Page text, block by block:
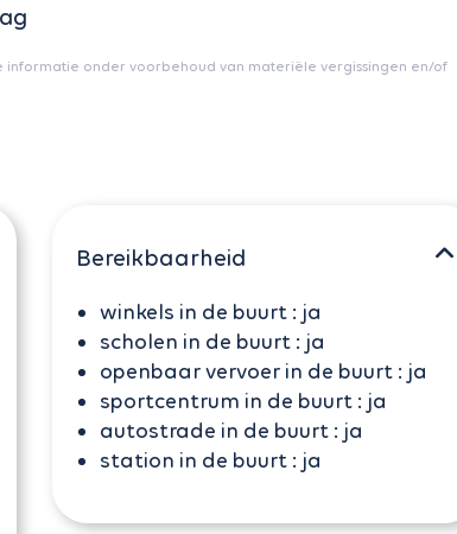
onder voorbehoud van materiële vergissingen en/of
Bereikbaarheid
winkels in de buurt : ja
scholen in de buurt : ja
openbaar vervoer in de buurt : ja
sportcentrum in de buurt : ja
autostrade in de buurt : ja
station in de buurt : ja